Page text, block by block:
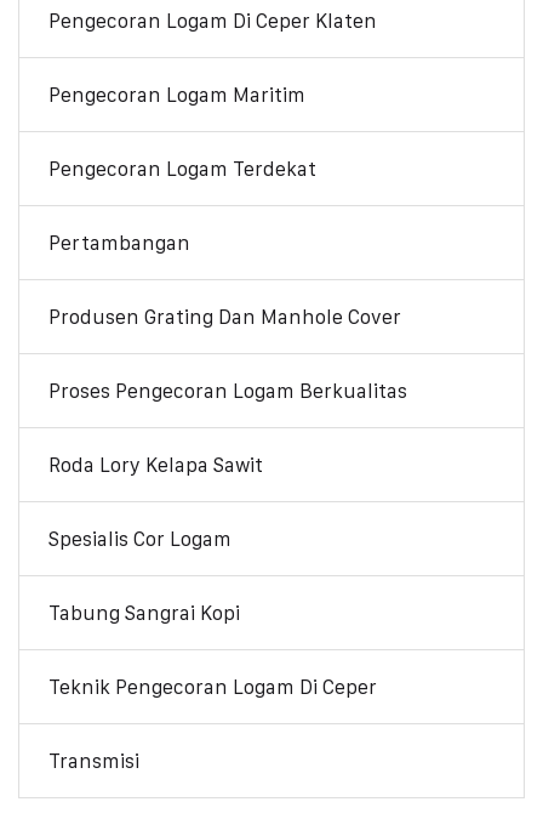
Pengecoran Logam Di Ceper Klaten
Pengecoran Logam Maritim
Pengecoran Logam Terdekat
Pertambangan
Produsen Grating Dan Manhole Cover
Proses Pengecoran Logam Berkualitas
Roda Lory Kelapa Sawit
Spesialis Cor Logam
Tabung Sangrai Kopi
Teknik Pengecoran Logam Di Ceper
Transmisi